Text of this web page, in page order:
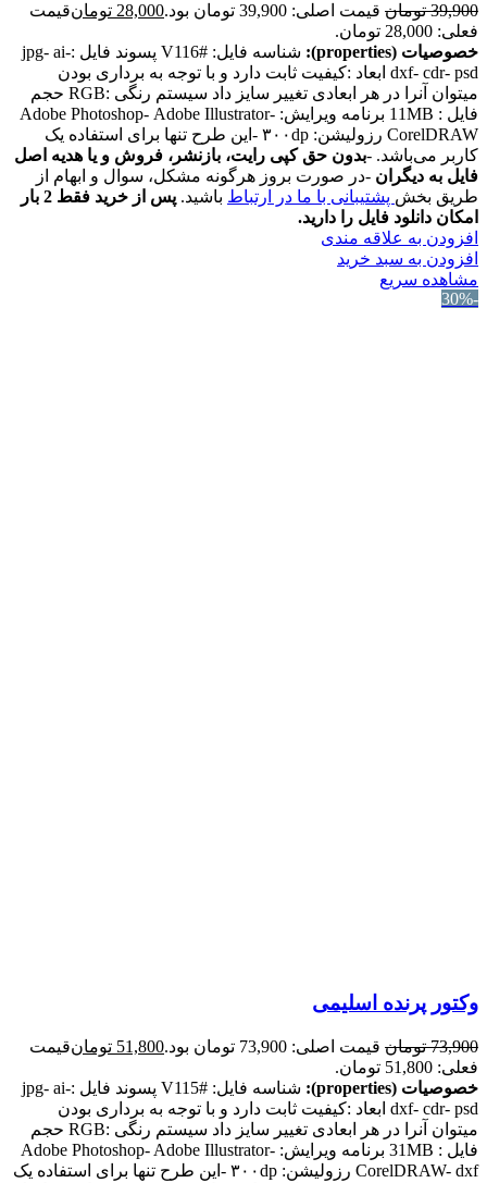
39,900 تومان قیمت اصلی: 39,900 تومان بود. 28,000 تومانقیمت
فعلی: 28,000 تومان.
خصوصیات (properties):
شناسه فایل: #V116 پسوند فایل :jpg- ai-
dxf- cdr- psd ابعاد :کیفیت ثابت دارد و با توجه به برداری بودن
میتوان آنرا در هر ابعادی تغییر سایز داد سیستم رنگی :RGB حجم
فایل : 11MB برنامه ویرایش: Adobe Photoshop- Adobe Illustrator-
CorelDRAW رزولیشن: ۳۰۰dp -این طرح تنها برای استفاده یک
کاربر می‌باشد. -بدون حق کپی رایت، بازنشر، فروش و یا هدیه اصل
فایل به دیگران -در صورت بروز هرگونه مشکل، سوال و ابهام از
طریق بخش پشتیبانی با ما در ارتباط باشید.
پس از خرید فقط 2 بار
امکان دانلود فایل را دارید.
افزودن به علاقه مندی
افزودن به سبد خرید
مشاهده سریع
-30%
وکتور پرنده اسلیمی
73,900 تومان قیمت اصلی: 73,900 تومان بود. 51,800 تومانقیمت
فعلی: 51,800 تومان.
خصوصیات (properties):
شناسه فایل: #V115 پسوند فایل :jpg- ai-
dxf- cdr- psd ابعاد :کیفیت ثابت دارد و با توجه به برداری بودن
میتوان آنرا در هر ابعادی تغییر سایز داد سیستم رنگی :RGB حجم
فایل : 31MB برنامه ویرایش: Adobe Photoshop- Adobe Illustrator-
CorelDRAW- dxf رزولیشن: ۳۰۰dp -این طرح تنها برای استفاده یک